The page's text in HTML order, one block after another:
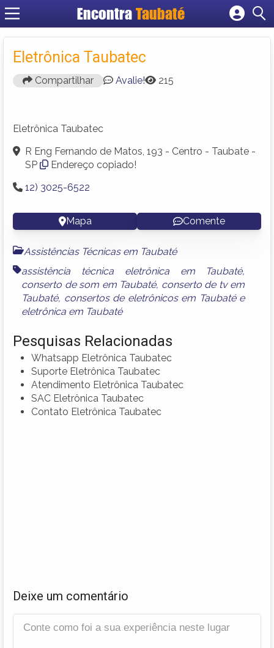
EncontraTaubaté
Cadastrar empresa
Criar conta
Eletrônica Taubatec
Compartilhar Avalie! 215
Eletrônica Taubatec
R Eng Fernando de Matos, 193 - Centro - Taubate -
SP
Endereço copiado!
12) 3025-6522
Mapa Comente
Assistências Técnicas em Taubaté
assistência técnica eletrônica em Taubaté,
conserto de som em Taubaté, conserto de tv em
Taubaté, consertos de eletrônicos em Taubatée
eletrônica em Taubaté
Pesquisas Relacionadas
Whatsapp Eletrônica Taubatec
Suporte Eletrônica Taubatec
Atendimento Eletrônica Taubatec
SAC Eletrônica Taubatec
Contato Eletrônica Taubatec
Deixe um comentário